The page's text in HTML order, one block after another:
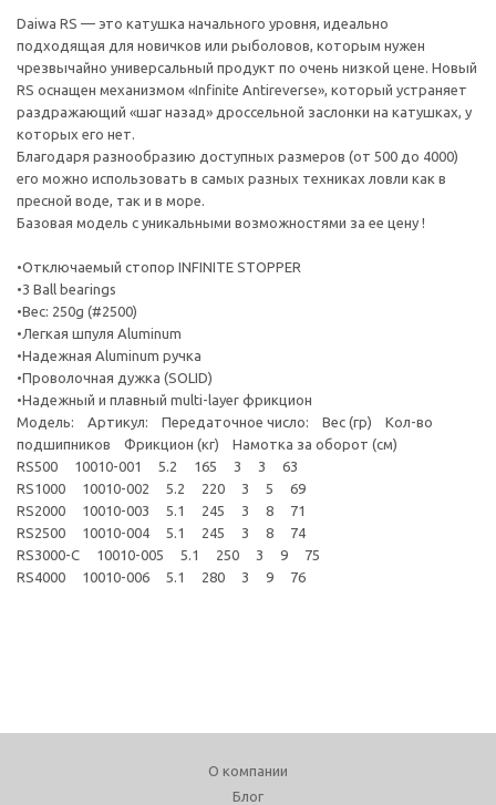
Daiwa RS — это катушка начального уровня, идеально
подходящая для новичков или рыболовов, которым нужен
чрезвычайно универсальный продукт по очень низкой цене. Новый
RS оснащен механизмом «Infinite Antireverse», который устраняет
раздражающий «шаг назад» дроссельной заслонки на катушках, у
которых его нет.
Благодаря разнообразию доступных размеров (от 500 до 4000)
его можно использовать в самых разных техниках ловли как в
пресной воде, так и в море.
Базовая модель с уникальными возможностями за ее цену !
•Отключаемый стопор INFINITE STOPPER
•3 Ball bearings
•Вес: 250g (#2500)
•Легкая шпуля Aluminum
•Надежная Aluminum ручка
•Проволочная дужка (SOLID)
•Надежный и плавный multi-layer фрикцион
Модель: Артикул: Передаточное число: Вес (гр) Кол-во
подшипников Фрикцион (кг) Намотка за оборот (см)
RS500 10010-001 5.2 165 3 3 63
RS1000 10010-002 5.2 220 3 5 69
RS2000 10010-003 5.1 245 3 8 71
RS2500 10010-004 5.1 245 3 8 74
RS3000-C 10010-005 5.1 250 3 9 75
RS4000 10010-006 5.1 280 3 9 76
О компании
Блог